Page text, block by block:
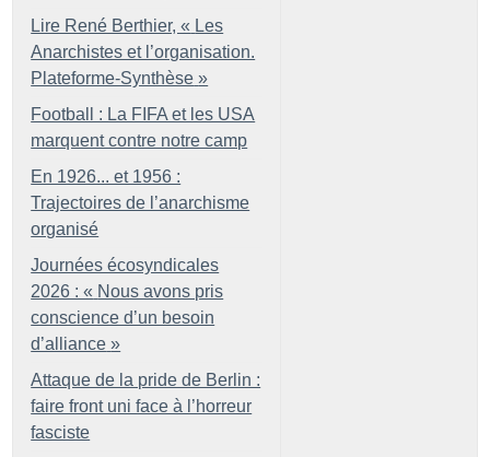
Lire René Berthier, « Les
Anarchistes et l’organisation.
Plateforme-Synthèse »
Football : La FIFA et les USA
marquent contre notre camp
En 1926... et 1956 :
Trajectoires de l’anarchisme
organisé
Journées écosyndicales
2026 : « Nous avons pris
conscience d’un besoin
d’alliance »
Attaque de la pride de Berlin :
faire front uni face à l’horreur
fasciste